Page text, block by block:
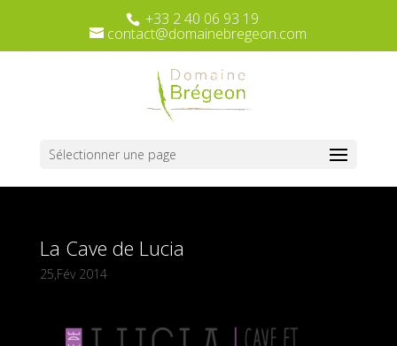
+33 2 40 06 93 19
contact@domainebregeon.com
Sélectionner une page
La Cave de Lucia
25,Fév 2014